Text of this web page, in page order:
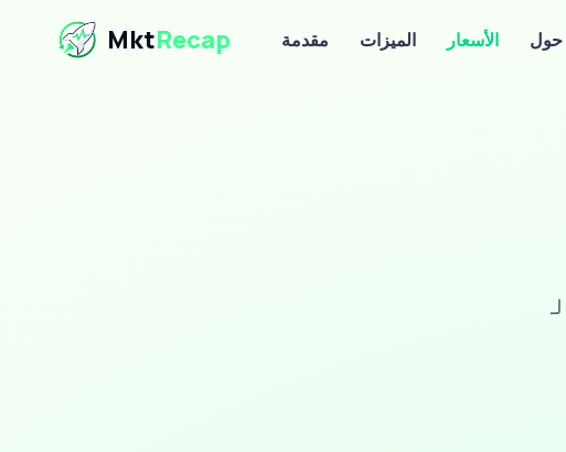
MktRecap مقدمة الميزات الأسعار حول